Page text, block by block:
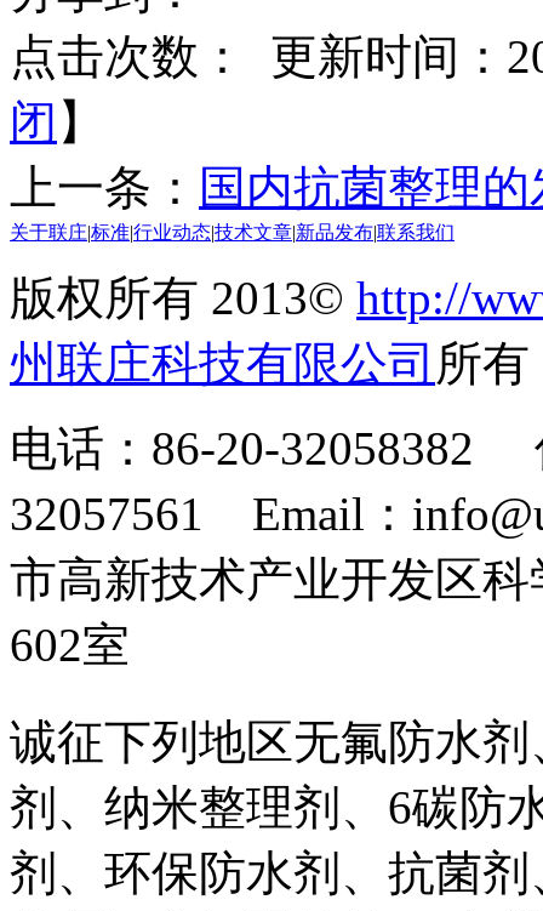
点击次数：
更新时间：
闭 】
上一条： 国内抗菌整理的
关于联庄标准行业动态技术文章 新品发布联系我们
版权所有 2013© http://
州联庄科技有限公司 所
电话：86-20-32058382
32057561 Email：
市高新技术产业开发区
602室
诚征下列地区无氟防水
剂、纳米整理剂、6碳防
剂、环保防水剂、抗菌